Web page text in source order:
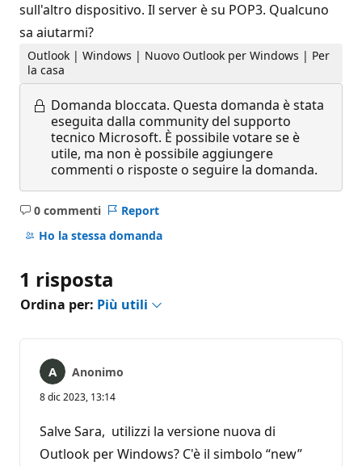
sull'altro dispositivo. Il server è su POP3. Qualcuno
sa aiutarmi?
Outlook | Windows | Nuovo Outlook per Windows | Per
la casa
Domanda bloccata. Questa domanda è stata
eseguita dalla community del supporto
tecnico Microsoft. È possibile votare se è
utile, ma non è possibile aggiungere
commenti o risposte o seguire la domanda.
0 commenti
Nessun
commento
Report
Ho la stessa domanda
1 risposta
Ordina per: Più utili
Anonimo
8 dic 2023, 13:14
Salve Sara, utilizzi la versione nuova di
Outlook per Windows? C'è il simbolo “new”